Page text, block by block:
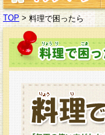
TOP >料理で困ったら